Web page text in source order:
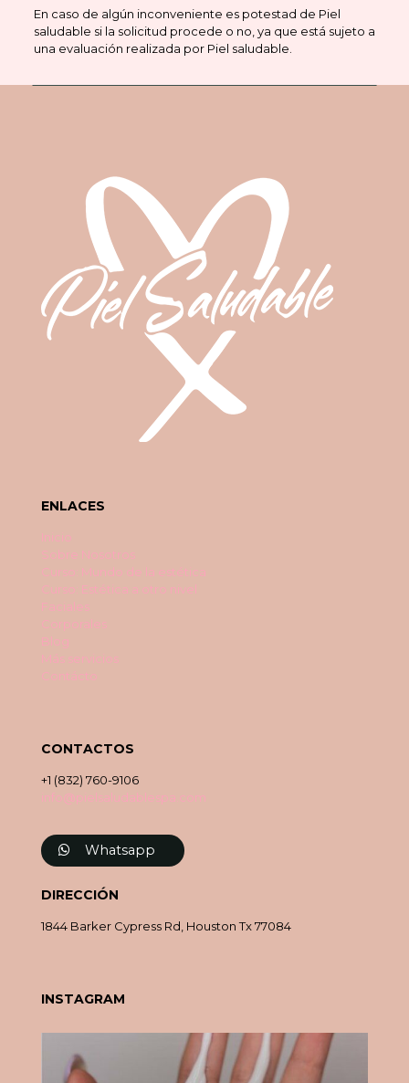
En caso de algún inconveniente es potestad de Piel
saludable si la solicitud procede o no, ya que está sujeto a
una evaluación realizada por Piel saludable.
ENLACES
Inicio
Sobre Nosotros
Curso: Mundo de la estética
Curso: Estética a otro nivel
Faciales
Corporales
Blog
Más servicios
Contácto
CONTACTOS
+1 (832) 760-9106
info@pielsaludablespa.com
Whatsapp
DIRECCIÓN
1844 Barker Cypress Rd, Houston Tx 77084
INSTAGRAM